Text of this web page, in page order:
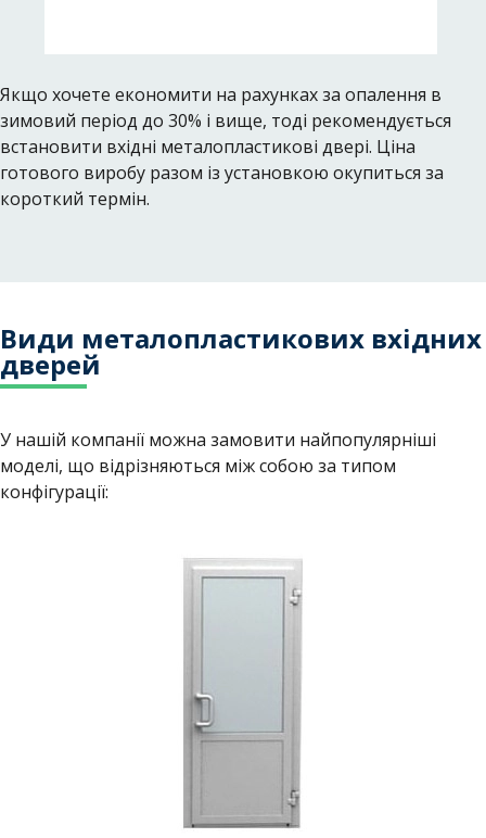
Якщо хочете економити на рахунках за опалення в
зимовий період до 30% і вище, тоді рекомендується
встановити вхідні металопластикові двері. Ціна
готового виробу разом із установкою окупиться за
короткий термін.
Види металопластикових вхідних
дверей
У нашій компанії можна замовити найпопулярніші
моделі, що відрізняються між собою за типом
конфігурації: